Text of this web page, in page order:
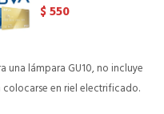
$550
una lámpara GU10, no incluye
colocarse en riel electrificado.